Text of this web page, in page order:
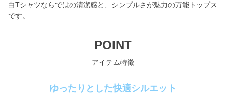
白Tシャツならではの清潔感と、シンプルさが魅力の万能トップス
です。
POINT
アイテム特徴
ゆったりとした快適シルエット